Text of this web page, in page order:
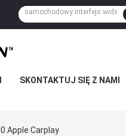
SKONTAKTUJ SIĘ Z NAMI
Apple Carplay